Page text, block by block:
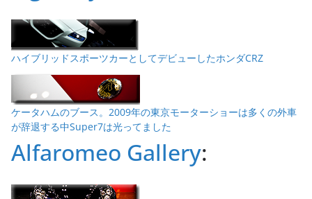
ハイブリッドスポーツカーとしてデビューしたホンダCRZ
ケータハムのブース。2009年の東京モーターショーは多くの外車
が辞退する中Super7は光ってました
Alfaromeo Gallery: